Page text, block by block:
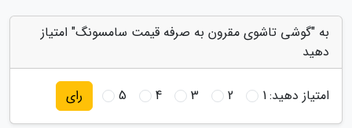
به "گوشی تاشوی مقرون به صرفه قیمت سامسونگ" امتیاز
دهید
امتیاز دهید:1
2
3
4
5 رای